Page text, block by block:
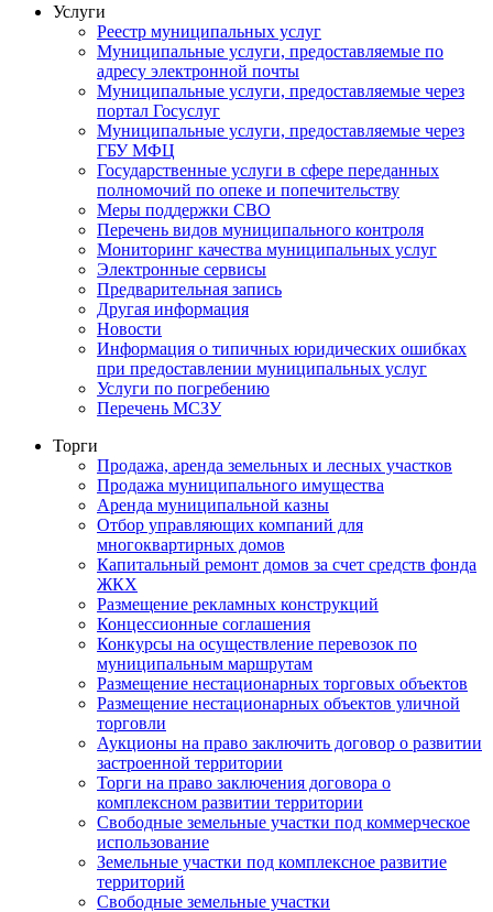
Услуги
Реестр муниципальных услуг
Муниципальные услуги, предоставляемые по
адресу электронной почты
Муниципальные услуги, предоставляемые через
портал Госуслуг
Муниципальные услуги, предоставляемые через
ГБУ МФЦ
Государственные услуги в сфере переданных
полномочий по опеке и попечительству
Меры поддержки СВО
Перечень видов муниципального контроля
Мониторинг качества муниципальных услуг
Электронные сервисы
Предварительная запись
Другая информация
Новости
Информация о типичных юридических ошибках
при предоставлении муниципальных услуг
Услуги по погребению
Перечень МСЗУ
Торги
Продажа, аренда земельных и лесных участков
Продажа муниципального имущества
Аренда муниципальной казны
Отбор управляющих компаний для
многоквартирных домов
Капитальный ремонт домов за счет средств фонда
ЖКХ
Размещение рекламных конструкций
Концессионные соглашения
Конкурсы на осуществление перевозок по
муниципальным маршрутам
Размещение нестационарных торговых объектов
Размещение нестационарных объектов уличной
торговли
Аукционы на право заключить договор о развитии
застроенной территории
Торги на право заключения договора о
комплексном развитии территории
Свободные земельные участки под коммерческое
использование
Земельные участки под комплексное развитие
территорий
Свободные земельные участки